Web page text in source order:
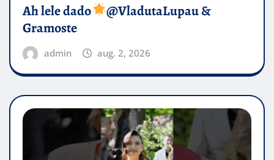
Ah lele dado​
@VladutaLupau &
Gramoste
admin aug. 2, 2026